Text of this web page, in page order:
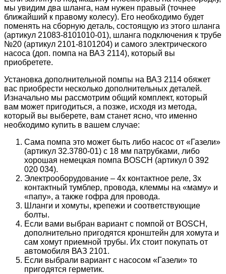
мы увидим два шланга, нам нужен правый (точнее
ближайший к правому колесу). Его необходимо будет
поменять на сборную деталь, состоящую из этого шланга
(артикул 21083-8101010-01), шланга подключения к трубе
№20 (артикул 2101-8101204) и самого электрического
насоса (доп. помпа на ВАЗ 2114), который вы
приобретете.
Установка дополнительной помпы на ВАЗ 2114 обяжет
вас приобрести несколько дополнительных деталей.
Изначально мы рассмотрим общий комплект, который
вам может пригодиться, а позже, исходя из метода,
который вы выберете, вам станет ясно, что именно
необходимо купить в вашем случае:
Сама помпа это может быть либо насос от «Газели»
(артикул 32.3780-01) с 18 мм патрубками, либо
хорошая немецкая помпа BOSCH (артикул 0 392
020 034).
Электрооборудование – 4х контактное реле, 3х
контактный тумблер, провода, клеммы на «маму» и
«папу», а также гофра для провода.
Шланги и хомуты, крепежи и соответствующие
болты.
Если вами выбран вариант с помпой от BOSCH,
дополнительно пригодятся кронштейн для хомута и
сам хомут приемной трубы. Их стоит покупать от
автомобиля ВАЗ 2101.
Если выбрали вариант с насосом «Газели» то
пригодятся герметик.